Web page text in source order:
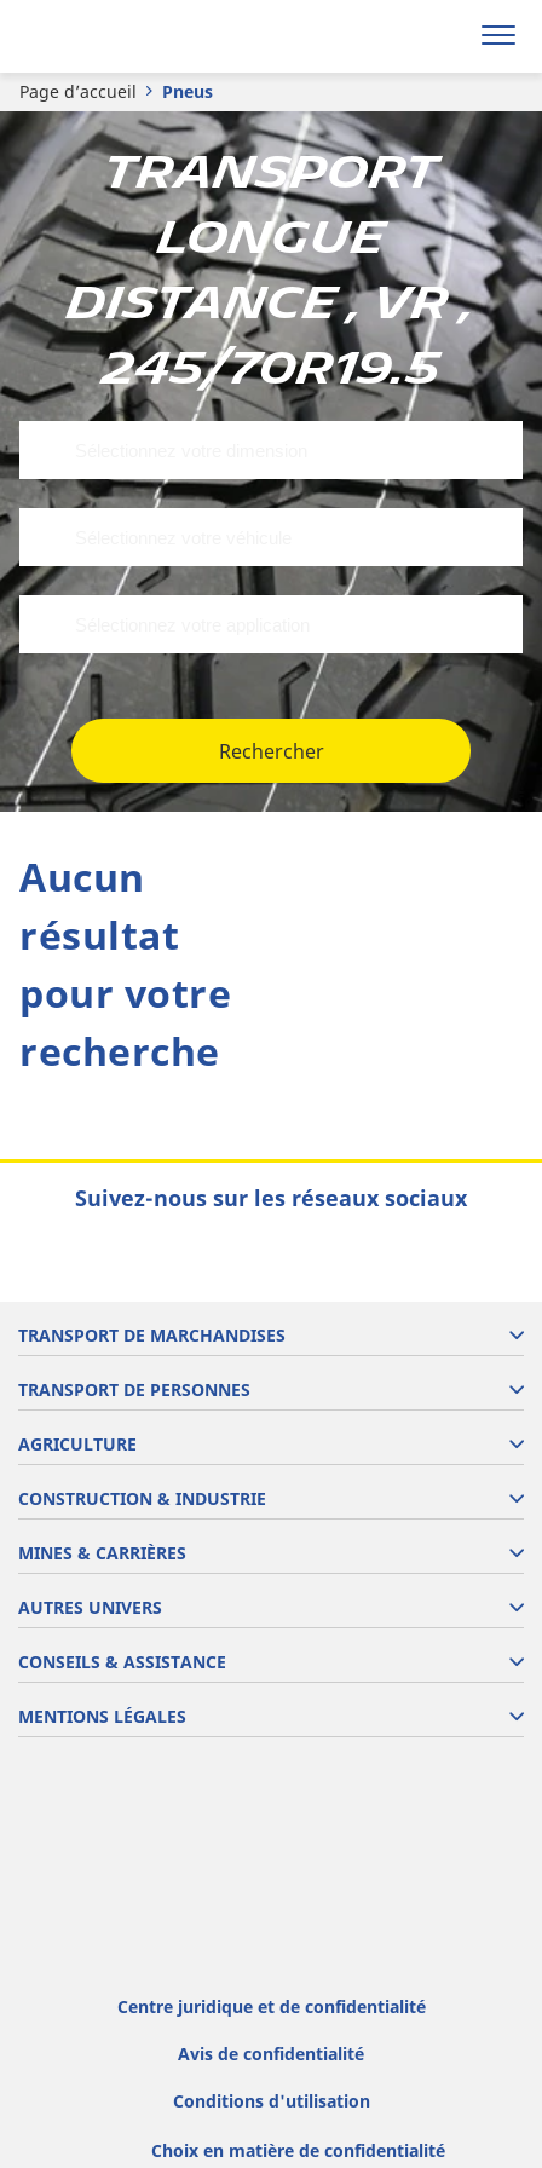
Page d’accueil Pneus
Transport
longue
distance , VR ,
245/70R19.5
Rechercher
Aucun
résultat
pour votre
recherche
Suivez-nous sur les réseaux sociaux
TRANSPORT DE MARCHANDISES
TRANSPORT DE PERSONNES
AGRICULTURE
CONSTRUCTION & INDUSTRIE
MINES & CARRIÈRES
AUTRES UNIVERS
CONSEILS & ASSISTANCE
MENTIONS LÉGALES
Centre juridique et de confidentialité
Avis de confidentialité
Conditions d'utilisation
Choix en matière de confidentialité